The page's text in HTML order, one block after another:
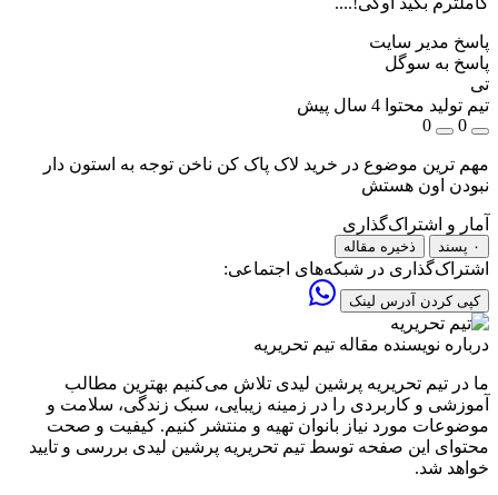
پاسخ مدیر سایت
پاسخ به سوگل
تی
تیم تولید محتوا 4 سال پیش
0
0
مهم ترین موضوع در خرید لاک پاک کن ناخن توجه به استون دار
نبودن اون هستش
آمار و اشتراک‌گذاری
۰ پسند ذخیره مقاله
اشتراک‌گذاری در شبکه‌های اجتماعی:
کپی کردن آدرس لینک
درباره نویسنده مقاله تیم تحریریه
ما در تیم تحریریه پرشین لیدی تلاش می‌کنیم بهترین مطالب
آموزشی و کاربردی را در زمینه زیبایی، سبک زندگی، سلامت و
موضوعات مورد نیاز بانوان تهیه و منتشر کنیم. کیفیت و صحت
محتوای این صفحه توسط تیم تحریریه پرشین لیدی بررسی و تایید
خواهد شد.